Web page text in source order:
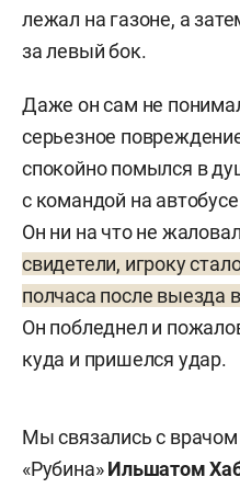
лежал на газоне, а
за левый бок.
Даже он сам не
серьезное
спокойно помылся в
с командой на
Он ни на что не
свидетели, игроку
полчаса после выезда
Он побледнел и
куда и пришелся удар.
Мы связались с
«Рубина»Ильшатом